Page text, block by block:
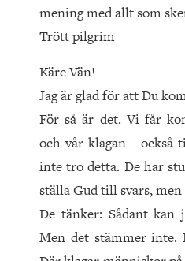
mening med allt som
Trött pilgrim
Käre Vän!
Jag är glad för att Du
För så är det. Vi får
och vår klagan – också
inte tro detta. De har
ställa Gud till svars,
De tänker: Sådant kan
Men det stämmer inte.